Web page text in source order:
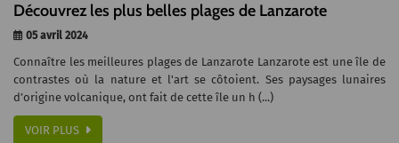
Découvrez les plus belles plages de Lanzarote
05 avril 2024
Connaître les meilleures plages de Lanzarote Lanzarote est une île de
contrastes où la nature et l'art se côtoient. Ses paysages lunaires
d’origine volcanique, ont fait de cette île un h (...)
VOIR PLUS